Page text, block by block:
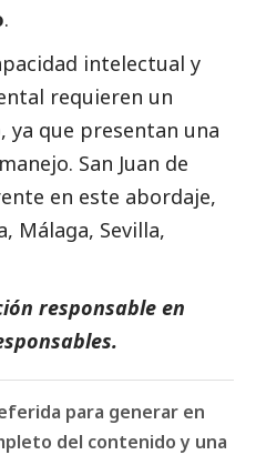
.
intelectual y
requieren un
ya que presentan una
San Juan de
en este abordaje,
Málaga, Sevilla,
responsable en
.
para generar en
del contenido y una